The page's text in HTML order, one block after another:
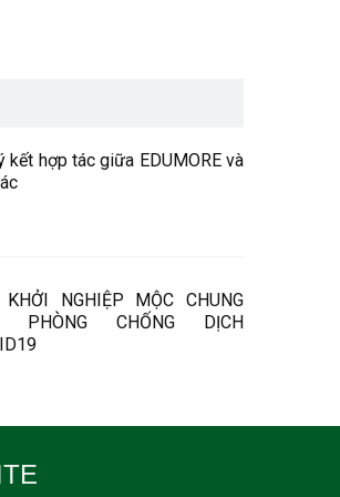
kết hợp tác giữa EDUMORE và
KHỞI NGHIỆP MỘC CHUNG
PHÒNG CHỐNG DỊCH